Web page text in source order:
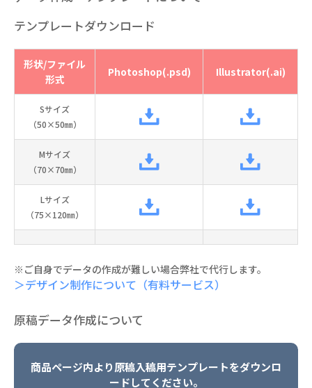
テンプレートダウンロード
形状/ファイル
形式
Photoshop(.psd) Illustrator(.ai)
Sサイズ
（50×50㎜）
Mサイズ
（70×70㎜）
Lサイズ
（75×120㎜）
※ご自身でデータの作成が難しい場合弊社で代行します。
＞デザイン制作について（有料サービス）
原稿データ作成について
商品ページ内より原稿入稿用テンプレートをダウンロ
ードしてください。